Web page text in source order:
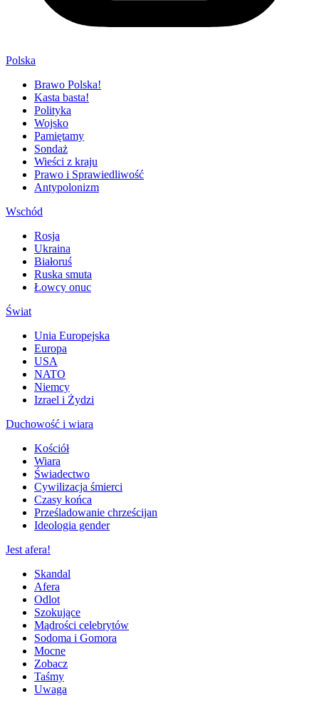
Polska
Brawo Polska!
Kasta basta!
Polityka
Wojsko
Pamiętamy
Sondaż
Wieści z kraju
Prawo i Sprawiedliwość
Antypolonizm
Wschód
Rosja
Ukraina
Białoruś
Ruska smuta
Łowcy onuc
Świat
Unia Europejska
Europa
USA
NATO
Niemcy
Izrael i Żydzi
Duchowość i wiara
Kościół
Wiara
Świadectwo
Cywilizacja śmierci
Czasy końca
Prześladowanie chrześcijan
Ideologia gender
Jest afera!
Skandal
Afera
Odlot
Szokujące
Mądrości celebrytów
Sodoma i Gomora
Mocne
Zobacz
Taśmy
Uwaga